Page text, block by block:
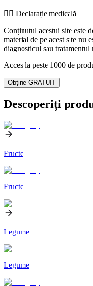
👨‍⚕️️ Declarație medicală
Conținutul acestui site este
material de pe acest site nu
diagnosticul sau tratamentul
Acces la peste 1000 de
Obține GRATUIT
Descoperiți
Fructe
Fructe
Legume
Legume